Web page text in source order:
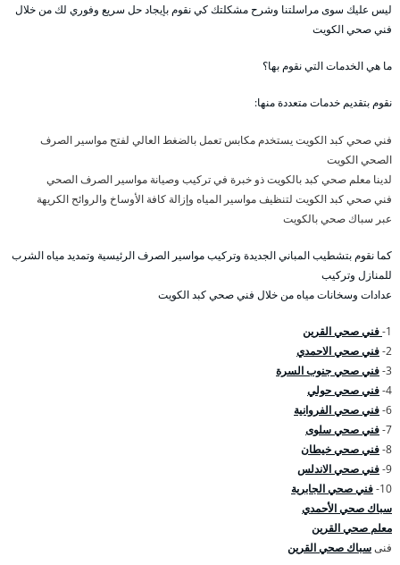
ليس عليك سوى مراسلتنا وشرح مشكلتك كي نقوم بإيجاد حل سريع وفوري لك من خلال
فني صحي الكويت
ما هي الخدمات التي نقوم بها؟
نقوم بتقديم خدمات متعددة منها:
فني صحي كبد الكويت يستخدم مكابس تعمل بالضغط العالي لفتح مواسير الصرف
الصحي الكويت
لدينا معلم صحي كبد بالكويت ذو خبرة في تركيب وصيانة مواسير الصرف الصحي
فني صحي كبد الكويت لتنظيف مواسير المياه وإزالة كافة الأوساخ والروائح الكريهة
عبر سباك صحي بالكويت
كما نقوم بتشطيب المباني الجديدة وتركيب مواسير الصرف الرئيسية وتمديد مياه الشرب
للمنازل وتركيب
عدادات وسخانات مياه من خلال فني صحي كبد الكويت
1- فني صحي القرين
2- فني صحي الاحمدي
3- فني صحي جنوب السرة
4- فني صحي حولي
6- فني صحي الفروانية
7- فني صحي سلوى
8- فني صحي خيطان
9- فني صحي الاندلس
10- فني صحي الجابرية
سباك صحي الأحمدي
معلم صحي القرين
فنىسباك صحي القرين